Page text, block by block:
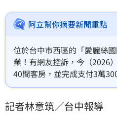
阿立幫你摘要新聞重點
位於台中市西區的「愛麗絲
業！有網友控訴，今（2026
40間客房，並完成支付3萬
卻接獲歇業通知，讓他怒批
者未依規申報暫停營業，最高
記者林意筑／台中報導